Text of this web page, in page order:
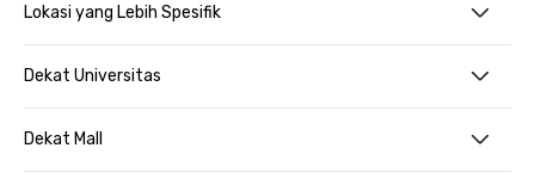
Lokasi yang Lebih Spesifik
Dekat Universitas
Dekat Mall